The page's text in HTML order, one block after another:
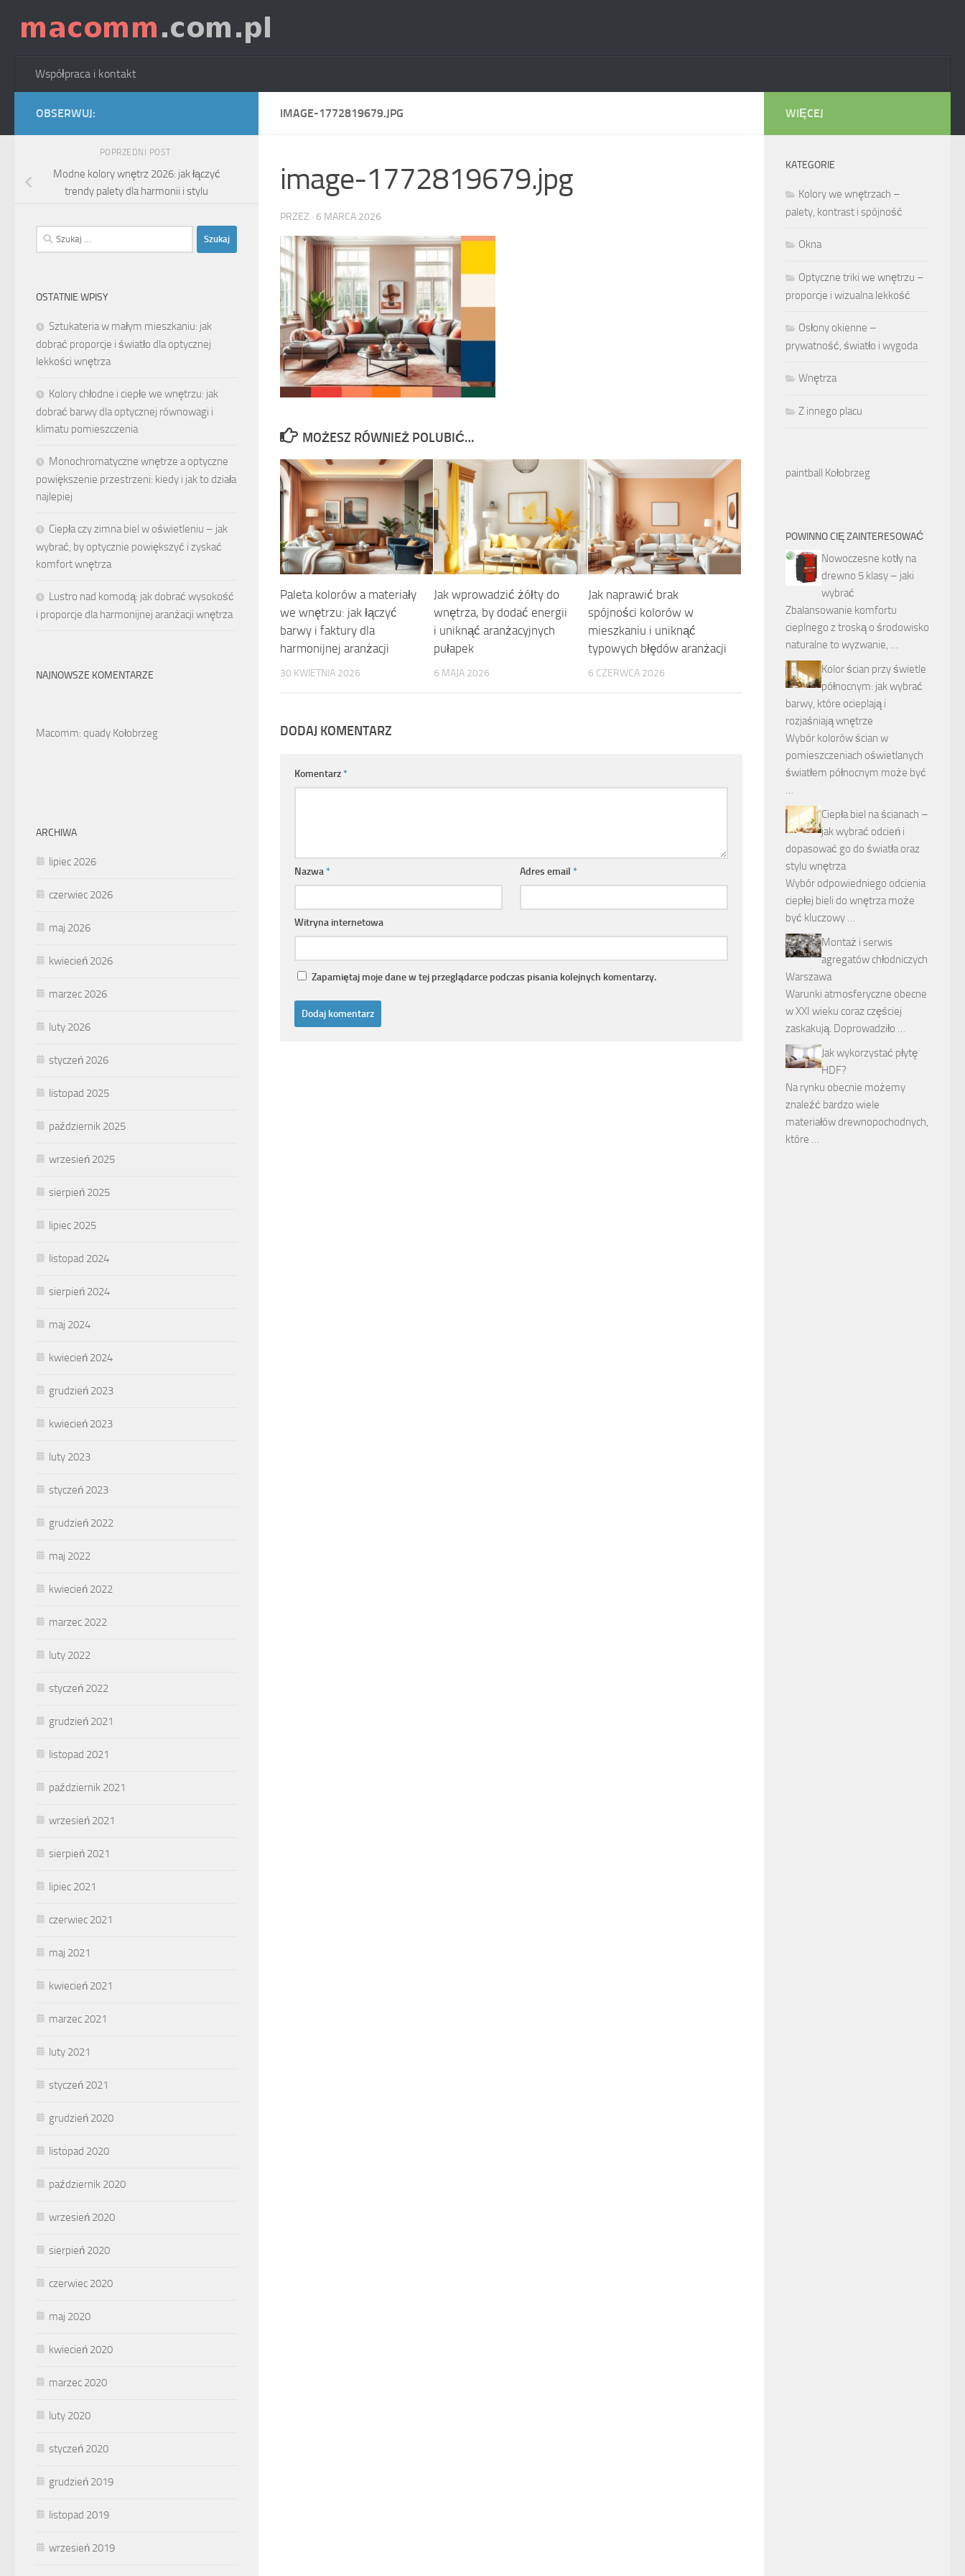
Skip to content
Współpraca i kontakt
IMAGE-1772819679.JPG
image-1772819679.jpg
PRZEZ · 6 MARCA 2026
MOŻESZ RÓWNIEŻ POLUBIĆ…
Paleta kolorów a materiały
we wnętrzu: jak łączyć
barwy i faktury dla
harmonijnej aranżacji
30 KWIETNIA 2026
Jak wprowadzić żółty do
wnętrza, by dodać energii
i uniknąć aranżacyjnych
pułapek
6 MAJA 2026
Jak naprawić brak
spójności kolorów w
mieszkaniu i uniknąć
typowych błędów aranżacji
6 CZERWCA 2026
DODAJ KOMENTARZ
Komentarz*
Nazwa* Adres email*
Witryna internetowa
Zapamiętaj moje dane w tej przeglądarce podczas pisania kolejnych komentarzy.
OBSERWUJ:
POPRZEDNI POST
Modne kolory wnętrz 2026: jak łączyć
trendy palety dla harmonii i stylu
Szukaj:
OSTATNIE WPISY
Sztukateria w małym mieszkaniu: jak
dobrać proporcje i światło dla optycznej
lekkości wnętrza
Kolory chłodne i ciepłe we wnętrzu: jak
dobrać barwy dla optycznej równowagi i
klimatu pomieszczenia
Monochromatyczne wnętrze a optyczne
powiększenie przestrzeni: kiedy i jak to działa
najlepiej
Ciepła czy zimna biel w oświetleniu – jak
wybrać, by optycznie powiększyć i zyskać
komfort wnętrza
Lustro nad komodą: jak dobrać wysokość
i proporcje dla harmonijnej aranżacji wnętrza
NAJNOWSZE KOMENTARZE
Macomm: quady Kołobrzeg
ARCHIWA
lipiec 2026
czerwiec 2026
maj 2026
kwiecień 2026
marzec 2026
luty 2026
styczeń 2026
listopad 2025
październik 2025
wrzesień 2025
sierpień 2025
lipiec 2025
listopad 2024
sierpień 2024
maj 2024
kwiecień 2024
grudzień 2023
kwiecień 2023
luty 2023
styczeń 2023
grudzień 2022
maj 2022
kwiecień 2022
marzec 2022
luty 2022
styczeń 2022
grudzień 2021
listopad 2021
październik 2021
wrzesień 2021
sierpień 2021
lipiec 2021
czerwiec 2021
maj 2021
kwiecień 2021
marzec 2021
luty 2021
styczeń 2021
grudzień 2020
listopad 2020
październik 2020
wrzesień 2020
sierpień 2020
czerwiec 2020
maj 2020
kwiecień 2020
marzec 2020
luty 2020
styczeń 2020
grudzień 2019
listopad 2019
wrzesień 2019
WIĘCEJ
KATEGORIE
Kolory we wnętrzach –
palety, kontrast i spójność
Okna
Optyczne triki we wnętrzu –
proporcje i wizualna lekkość
Osłony okienne –
prywatność, światło i wygoda
Wnętrza
Z innego placu
paintball Kołobrzeg
POWINNO CIĘ ZAINTERESOWAĆ
Nowoczesne kotły na
drewno 5 klasy – jaki
wybrać
Zbalansowanie komfortu
cieplnego z troską o środowisko
naturalne to wyzwanie, …
Kolor ścian przy świetle
północnym: jak wybrać
barwy, które ocieplają i
rozjaśniają wnętrze
Wybór kolorów ścian w
pomieszczeniach oświetlanych
światłem północnym może być
…
Ciepła biel na ścianach –
jak wybrać odcień i
dopasować go do światła oraz
stylu wnętrza
Wybór odpowiedniego odcienia
ciepłej bieli do wnętrza może
być kluczowy …
Montaż i serwis
agregatów chłodniczych
Warszawa
Warunki atmosferyczne obecne
w XXI wieku coraz częściej
zaskakują. Doprowadziło …
Jak wykorzystać płytę
HDF?
Na rynku obecnie możemy
znaleźć bardzo wiele
materiałów drewnopochodnych,
które …